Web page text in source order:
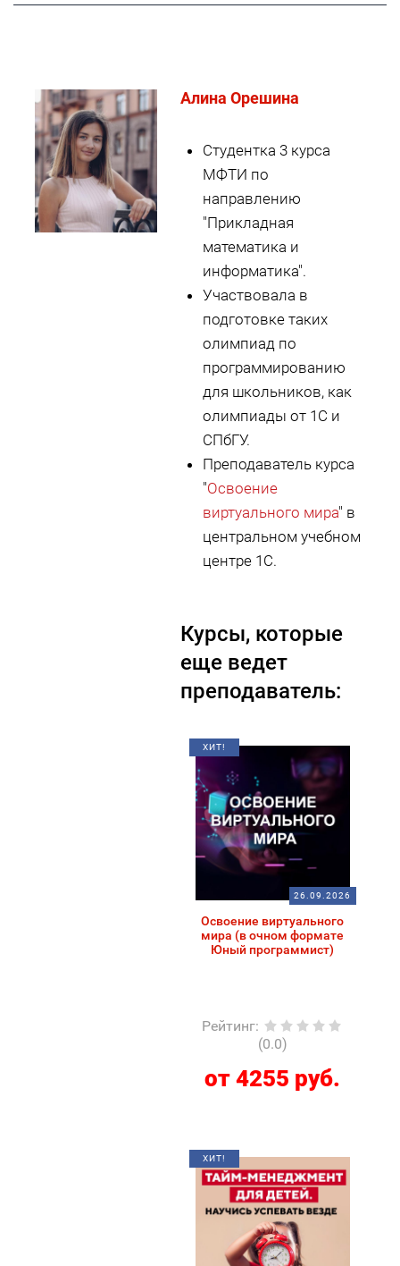
Алина Орешина
Студентка 3 курса
МФТИ по
направлению
"Прикладная
математика и
информатика".
Участвовала в
подготовке таких
олимпиад по
программированию
для школьников, как
олимпиады от 1С и
СПбГУ.
Преподаватель курса
"Освоение
виртуального мира" в
центральном учебном
центре 1С.
Курсы, которые
еще ведет
преподаватель:
ХИТ!
26.09.2026
Освоение виртуального
мира (в очном формате
Юный программист)
Рейтинг:
(0.0)
от 4255 руб.
ХИТ!